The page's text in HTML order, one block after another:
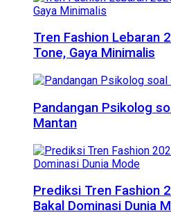
Tren Fashion Lebaran
Tone, Gaya Minimalis
Pandangan Psikolog
Mantan
Prediksi Tren Fashion
Bakal Dominasi Dunia